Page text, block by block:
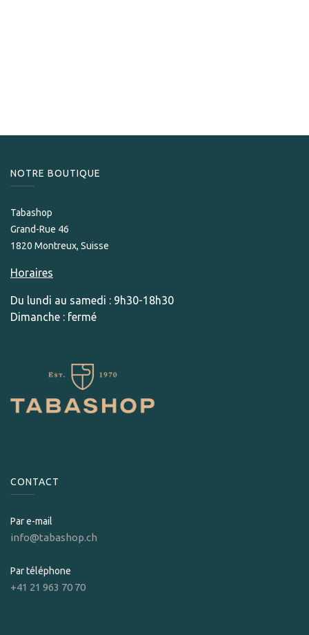
NOTRE BOUTIQUE
Tabashop
Grand-Rue 46
1820 Montreux, Suisse
Horaires
Du lundi au samedi : 9h30-18h30
Dimanche : fermé
CONTACT
Par e-mail
info@tabashop.ch
Par téléphone
+41 21 963 70 70